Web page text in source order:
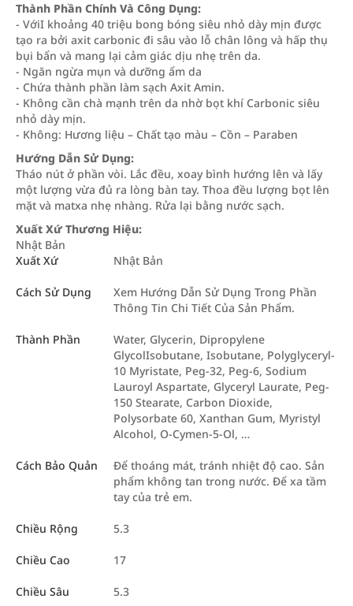
Thành Phần Chính Và Công Dụng:
- VớiI khoảng 40 triệu bong bóng siêu nhỏ dày mịn được
tạo ra bởi axit carbonic đi sâu vào lỗ chân lông và hấp thụ
bụi bẩn và mang lại cảm giác dịu nhẹ trên da.
- Ngăn ngừa mụn và dưỡng ẩm da
- Chứa thành phần làm sạch Axit Amin.
- Không cần chà mạnh trên da nhờ bọt khí Carbonic siêu
nhỏ dày mịn.
- Không: Hương liệu – Chất tạo màu – Cồn – Paraben
Hướng Dẫn Sử Dụng:
Tháo nút ở phần vòi. Lắc đều, xoay bình hướng lên và lấy
một lượng vừa đủ ra lòng bàn tay. Thoa đều lượng bọt lên
mặt và matxa nhẹ nhàng. Rửa lại bằng nước sạch.
Xuất Xứ Thương Hiệu:
Nhật Bản
Xuất Xứ
Nhật Bản
Cách Sử Dụng
Xem Hướng Dẫn Sử Dụng Trong Phần
Thông Tin Chi Tiết Của Sản Phẩm.
Thành Phần
Water, Glycerin, Dipropylene
GlycolIsobutane, Isobutane, Polyglyceryl-
10 Myristate, Peg-32, Peg-6, Sodium
Lauroyl Aspartate, Glyceryl Laurate, Peg-
150 Stearate, Carbon Dioxide,
Polysorbate 60, Xanthan Gum, Myristyl
Alcohol, O-Cymen-5-Ol, …
Cách Bảo Quản
Để thoáng mát, tránh nhiệt độ cao. Sản
phẩm không tan trong nước. Để xa tầm
tay của trẻ em.
Chiều Rộng 5.3
Chiều Cao 17
Chiều Sâu 5.3